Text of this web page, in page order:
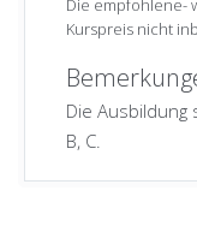
Die empfohlene-
Kurspreis nicht
Die Ausbildung
B, C.